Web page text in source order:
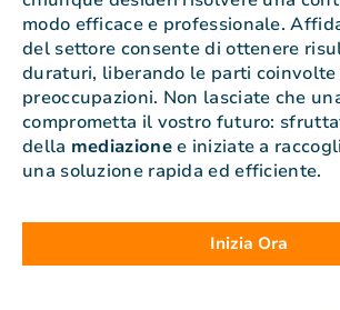
modo efficace e professionale.
del settore consente di ottenere
duraturi, liberando le parti coinvolte
preoccupazioni. Non lasciate che
comprometta il vostro futuro:
della mediazionee iniziate a
una soluzione rapida ed efficiente.
Inizia Ora